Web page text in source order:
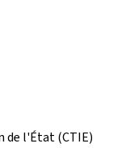
de l'État (CTIE)